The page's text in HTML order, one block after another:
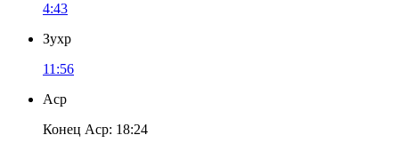
4:43
Зухр
11:56
Аср
Конец Аср: 18:24